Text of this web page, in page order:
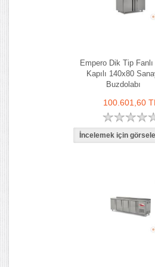
Empero Dik Tip
Kapılı 140x80
Buzdolabı
100.601,60 TL